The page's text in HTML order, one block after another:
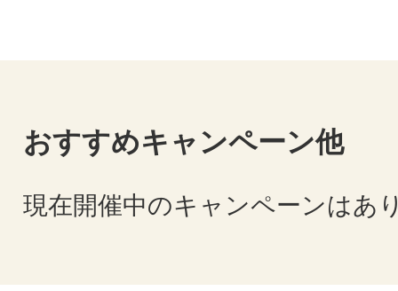
おすすめキャンペーン他
現在開催中のキャンペーンはあ